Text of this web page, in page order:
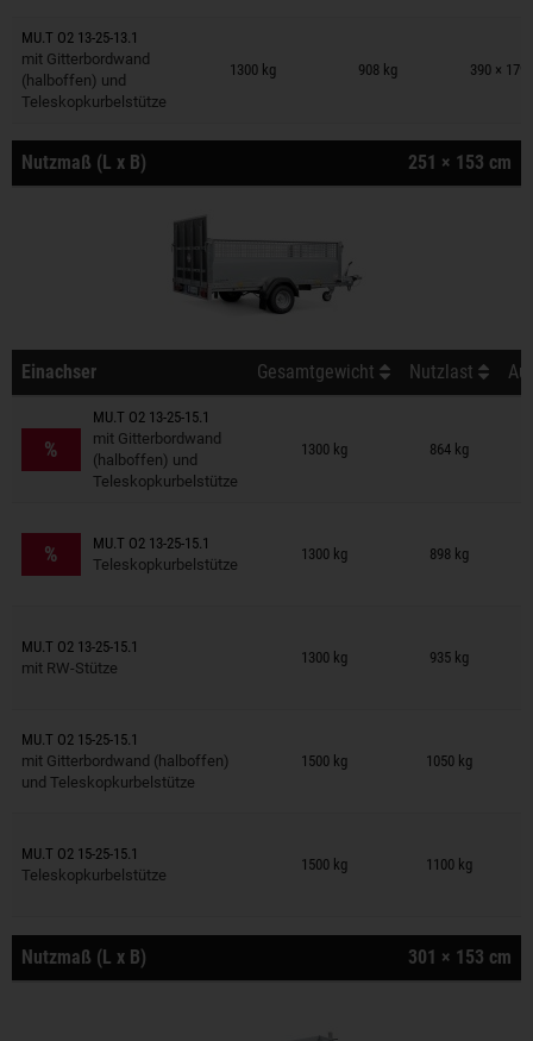
MU.T O2 13-25-13.1
mit Gitterbordwand
(halboffen) und
Teleskopkurbelstütze
1300 kg 908 kg 390 × 179
Anhänger auf Merkzettel
Nutzmaß (L x B) 251 × 153 cm
Einachser Gesamtgewicht Nutzlast
%
MU.T O2 13-25-15.1
mit Gitterbordwand
(halboffen) und
Teleskopkurbelstütze
1300 kg 864 kg
Anhänger auf Merkzettel
%
MU.T O2 13-25-15.1
Teleskopkurbelstütze
1300 kg 898 kg
Anhänger auf Merkzettel
MU.T O2 13-25-15.1
mit RW-Stütze
1300 kg 935 kg
Anhänger auf Merkzettel
MU.T O2 15-25-15.1
mit Gitterbordwand (halboffen)
und Teleskopkurbelstütze
1500 kg 1050 kg
Anhänger auf Merkzettel
MU.T O2 15-25-15.1
Teleskopkurbelstütze
1500 kg 1100 kg
Anhänger auf Merkzettel
Nutzmaß (L x B) 301 × 153 cm